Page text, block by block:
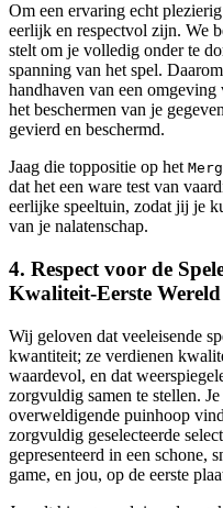
Om een ervaring echt
eerlijk en respectvol zijn. We
stelt om je volledig onder te
spanning van het spel.
handhaven van een
het beschermen van je
gevierd en beschermd.
Jaag die toppositie op het
dat het een ware test van
eerlijke speeltuin, zodat jij je
van je nalatenschap.
4. Respect voor de
Kwaliteit-Eerste Wereld
Wij geloven dat veeleisende
kwantiteit; ze verdienen
waardevol, en dat
zorgvuldig samen te stellen.
overweldigende puinhoop
zorgvuldig geselecteerde
gepresenteerd in een schone,
game, en jou, op de eerste